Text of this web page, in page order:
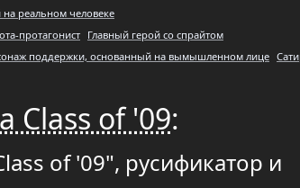
реальном человеке
протагонист
Главный герой со спрайтом
поддержки, основанный на вымышленном лице
Class of '09:
of '09", русификатор и